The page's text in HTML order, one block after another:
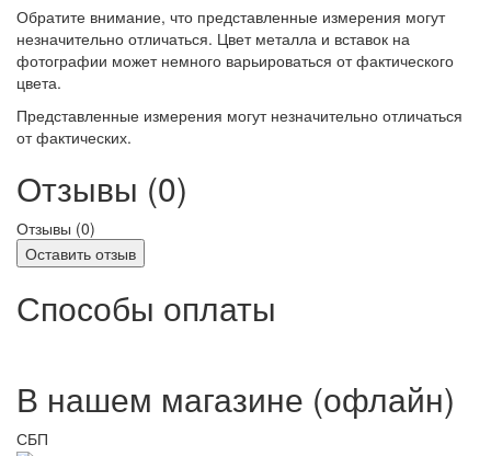
Обратите внимание, что представленные измерения могут
незначительно отличаться. Цвет металла и вставок на
фотографии может немного варьироваться от фактического
цвета.
Представленные измерения могут незначительно отличаться
от фактических.
Отзывы (0)
Отзывы (0)
Оставить отзыв
Способы оплаты
В нашем магазине (офлайн)
СБП